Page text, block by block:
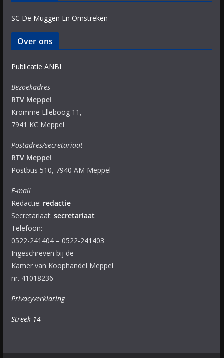
SC De Muggen En Omstreken
Over ons
Publicatie ANBI
Bezoekadres
RTV Meppel
Kromme Elleboog 11,
7941 KC Meppel
Postadres/secretariaat
RTV Meppel
Postbus 510, 7940 AM Meppel
E-mail
Redactie: redactie
Secretariaat: secretariaat
Telefoon:
0522-241404 – 0522-241403
Ingeschreven bij de
Kamer van Koophandel Meppel
nr. 41018236
Privacyverklaring
Streek 14